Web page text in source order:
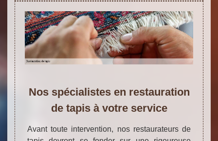
Nos spécialistes en restauration
de tapis à votre service
Avant toute intervention, nos restaurateurs de